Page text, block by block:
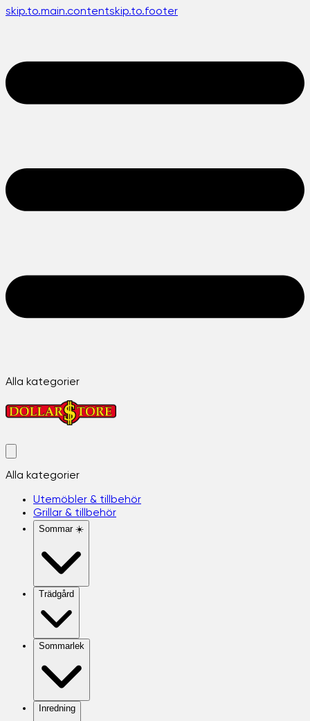
skip.to.main.contentskip.to.footer
Alla kategorier
Alla kategorier
Utemöbler & tillbehör
Grillar & tillbehör
Sommar ☀️
Trädgård
Sommarlek
Inredning